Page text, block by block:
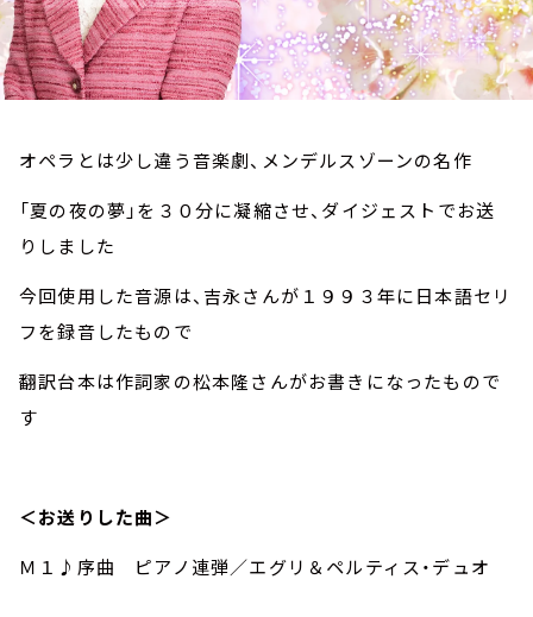
オペラとは少し違う音楽劇、メンデルスゾーンの名作
「夏の夜の夢」を３０分に凝縮させ、ダイジェストでお送
りしました
今回使用した音源は、吉永さんが１９９３年に日本語セリ
フを録音したもので
翻訳台本は作詞家の松本隆さんがお書きになったもので
す
＜お送りした曲＞
Ｍ１♪序曲 ピアノ連弾／エグリ＆ペルティス・デュオ